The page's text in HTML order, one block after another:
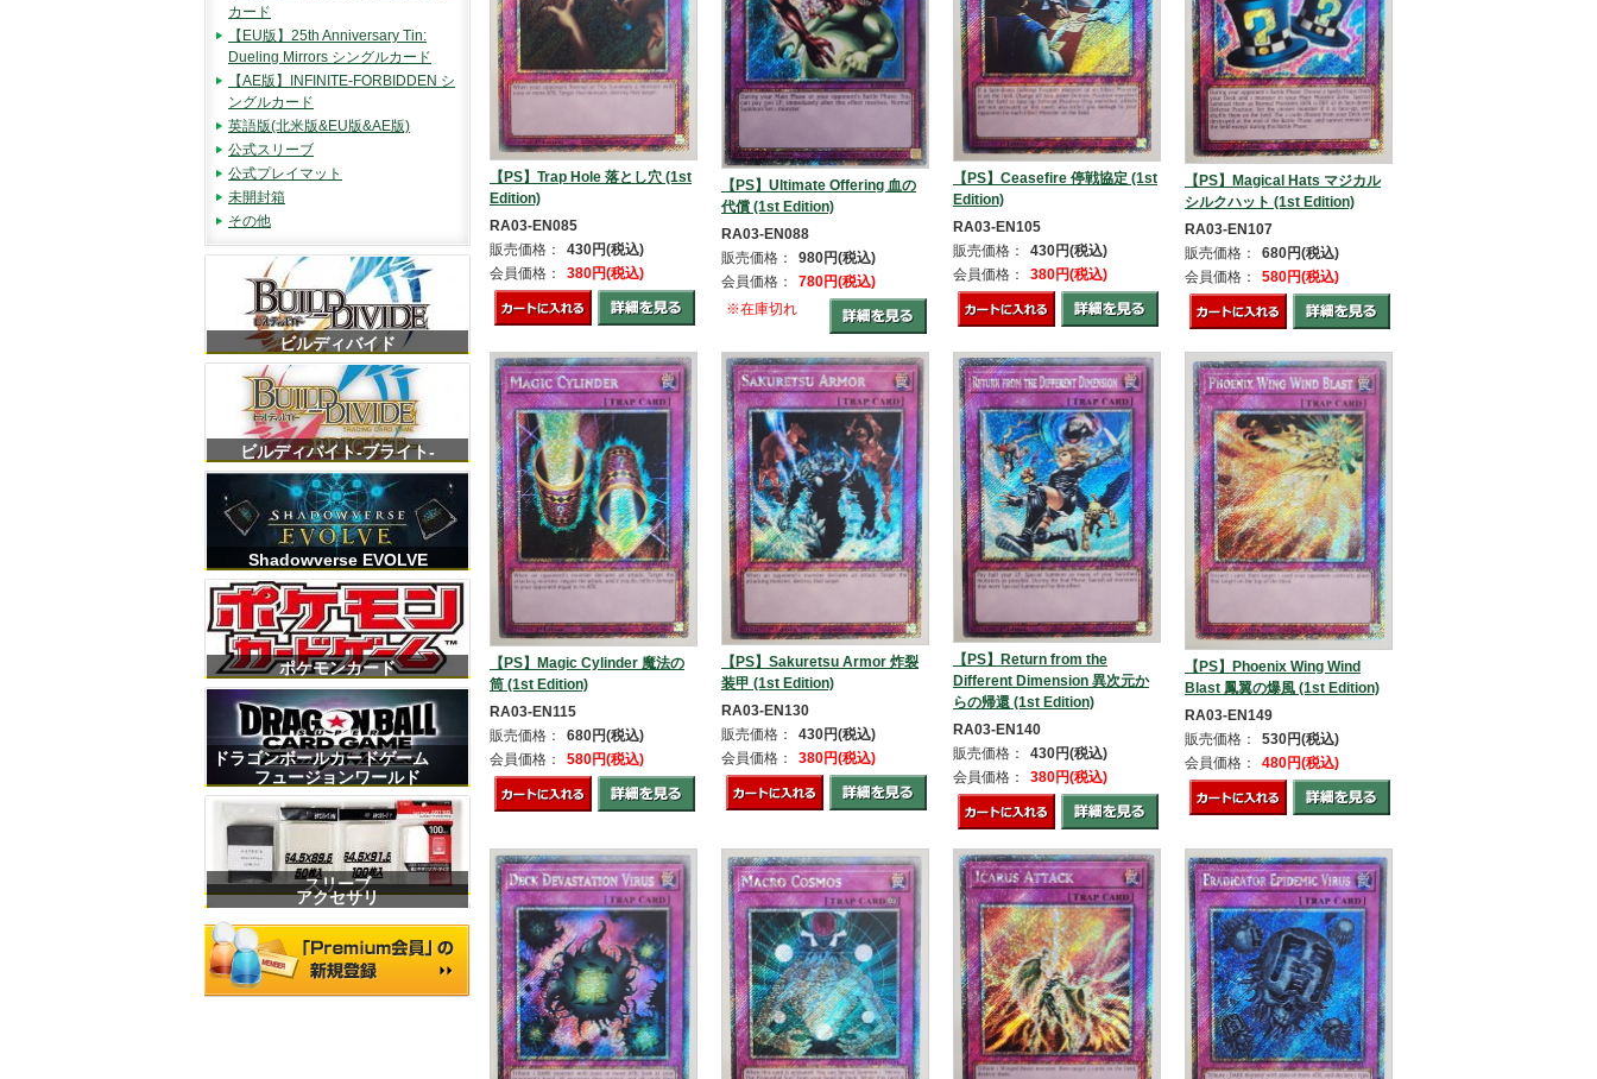
【PS】Trap Hole 落とし穴 (1st
Edition)
RA03-EN085
販売価格：
430円(税込)
会員価格：
380円(税込)
【PS】Ultimate Offering 血の
代償 (1st Edition)
RA03-EN088
販売価格：
980円(税込)
会員価格：
780円(税込)
※在庫切れ
【PS】Ceasefire 停戦協定 (1st
Edition)
RA03-EN105
販売価格：
430円(税込)
会員価格：
380円(税込)
【PS】Magical Hats マジカル
シルクハット (1st Edition)
RA03-EN107
販売価格：
680円(税込)
会員価格：
580円(税込)
【PS】Magic Cylinder 魔法の
筒 (1st Edition)
RA03-EN115
販売価格：
680円(税込)
会員価格：
580円(税込)
【PS】Sakuretsu Armor 炸裂
装甲 (1st Edition)
RA03-EN130
販売価格：
430円(税込)
会員価格：
380円(税込)
【PS】Return from the
Different Dimension 異次元か
らの帰還 (1st Edition)
RA03-EN140
販売価格：
430円(税込)
会員価格：
380円(税込)
【PS】Phoenix Wing Wind
Blast 鳳翼の爆風 (1st Edition)
RA03-EN149
販売価格：
530円(税込)
会員価格：
480円(税込)
カード
【EU版】25th Anniversary Tin:
Dueling Mirrors シングルカード
【AE版】INFINITE-FORBIDDEN シ
ングルカード
英語版(北米版&EU版&AE版)
公式スリーブ
公式プレイマット
未開封箱
その他
ビルディバイド
ビルディバイト-ブライト-
Shadowverse EVOLVE
ポケモンカード
ドラゴンボールカードゲーム
フュージョンワールド
スリーブ
アクセサリ